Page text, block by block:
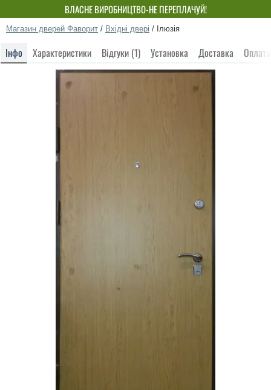
ВЛАСНЕ ВИРОБНИЦТВО-НЕ ПЕРЕПЛАЧУЙ!
Магазин дверей Фаворит / Вхідні двері / Ілюзія
Інфо Характеристики Відгуки (1) Установка Доставка Оплата